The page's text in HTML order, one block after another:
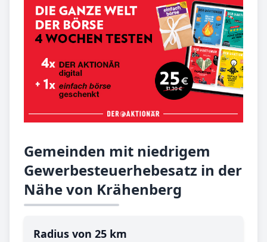
Gemeinden mit niedrigem
Gewerbesteuerhebesatz in der
Nähe von Krähenberg
Radius von 25 km